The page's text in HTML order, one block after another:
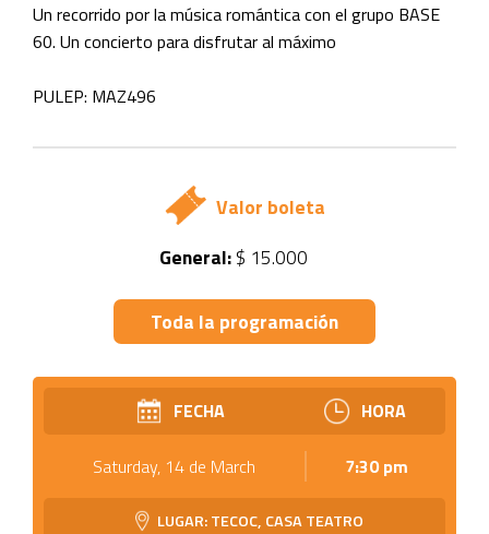
Un recorrido por la música romántica con el grupo BASE
60. Un concierto para disfrutar al máximo
PULEP: MAZ496
Valor boleta
General:$ 15.000
Toda la programación
FECHA HORA
Saturday, 14 de March 7:30 pm
LUGAR: TECOC, CASA TEATRO